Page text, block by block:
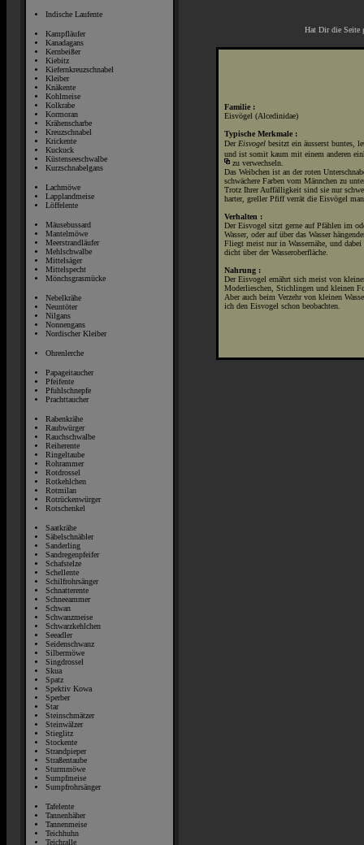
Indische Laufente
Kampfläufer
Kanadagans
Kernbeißer
Kiebitz
Kiefernkreuzschnabel
Kleiber
Knäkente
Kohlmeise
Kolkrabe
Kormoran
Krähenscharbe
Kreuzschnabel
Krickente
Kuckuck
Küstenseeschwalbe
Kurzschnabelgans
Lachmöwe
Lapplandmeise
Löffelente
Mäusebussard
Mantelmöwe
Meerstrandläufer
Mehlschwalbe
Mittelsäger
Mittelspecht
Mönchsgrasmücke
Nebelkrähe
Neuntöter
Nilgans
Nonnengans
Nordischer Kleiber
Ohrenlerche
Papageitaucher
Pfeifente
Pfuhlschnepfe
Prachttaucher
Rabenkrähe
Raubwürger
Rauchschwalbe
Reiherente
Ringeltaube
Rohrammer
Rotdrossel
Rotkehlchen
Rotmilan
Rotrückenwürger
Rotschenkel
Saatkrähe
Säbelschnäbler
Sanderling
Sandregenpfeifer
Schafstelze
Schellente
Schilfrohrsänger
Schnatterente
Schneeammer
Schwan
Schwanzmeise
Schwarzkehlchen
Seeadler
Seidenschwanz
Silbermöwe
Singdrossel
Skua
Spatz
Spektiv Kowa
Sperber
Star
Steinschmätzer
Steinwälzer
Stieglitz
Stockente
Strandpieper
Straßentaube
Sturmmöwe
Sumpfmeise
Sumpfrohrsänger
Tafelente
Tannenhäher
Tannenmeise
Teichhuhn
Teichralle
Hat Dir die Seite
Familie :
Eisvögel (Alcedinidae)
Typische Merkmale :
Der Eisvogel besitzt ein äusserst buntes,
und ist somit kaum mit einem anderen
zu verwechseln.
Das Weibchen ist an der roten
schwächere Farben vom Männchen zu
Trotz Ihrer Auffälligkeit sind sie nur
harter, greller Pfiff verrät die Eisvögel
Verhalten :
Der Eisvogel sitzt gerne auf Pfählen im
Wasser, oder auf über das Wasser
Fliegt meist nur in Wassernähe, und
dicht über der Wasseroberfläche.
Nahrung :
Der Eisvogel ernährt sich meist von
Moderlieschen, Stichlingen und kleinen
Aber auch beim Verzehr von kleinen
ich den Eisvogel schon beobachten.